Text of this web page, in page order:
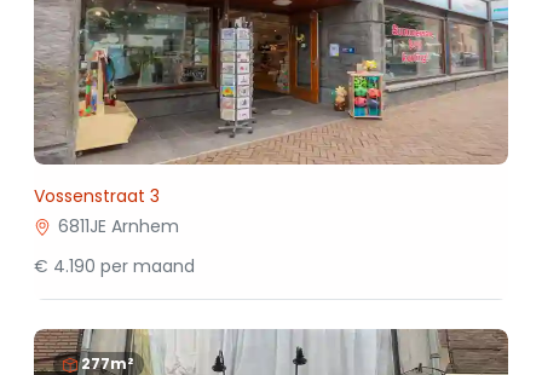
Vossenstraat 3
6811JE Arnhem
€ 4.190 per maand
277m²